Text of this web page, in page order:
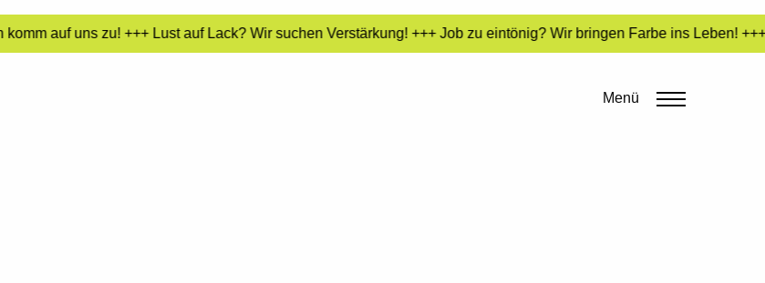
auf uns zu! +++ Lust auf Lack? Wir suchen Verstärkung! +++ Job zu eintönig? Wir bringen Farbe ins Leben!
Menü